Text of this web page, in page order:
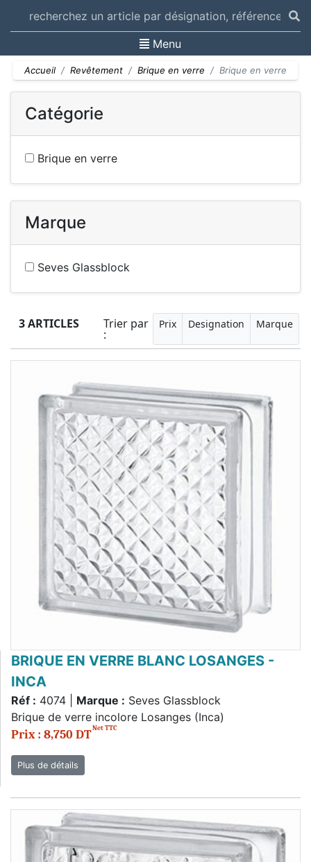
Toggle navigation
Menu
Accueil Revêtement Brique en verre Brique en verre
Catégorie
Brique en verre
Marque
Seves Glassblock
3 ARTICLES Trier par
:
Prix Designation Marque
BRIQUE EN VERRE BLANC LOSANGES -
INCA
Réf : 4074 | Marque : Seves Glassblock
Brique de verre incolore Losanges (Inca)
Prix : 8,750 DTNet TTC
Plus de détails